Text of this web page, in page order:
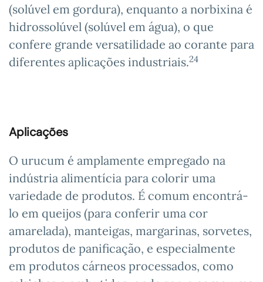
(solúvel em gordura), enquanto a norbixina é
hidrossolúvel (solúvel em água), o que
confere grande versatilidade ao corante para
diferentes aplicações industriais.24
Aplicações
O urucum é amplamente empregado na
indústria alimentícia para colorir uma
variedade de produtos. É comum encontrá-
lo em queijos (para conferir uma cor
amarelada), manteigas, margarinas, sorvetes,
produtos de panificação, e especialmente
em produtos cárneos processados, como